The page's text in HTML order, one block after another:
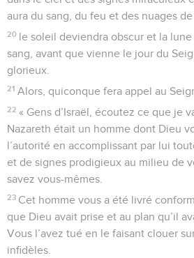
aura du sang, du feu et des nuages de
20 le soleil deviendra obscur et la
sang, avant que vienne le jour du
glorieux.
21 Alors, quiconque fera appel au
22 « Gens d’Israël, écoutez ce que je
Nazareth était un homme dont Dieu
l’autorité en accomplissant par lui
et de signes prodigieux au milieu de
savez vous-mêmes.
23 Cet homme vous a été livré
que Dieu avait prise et au plan qu’il
Vous l’avez tué en le faisant clouer
infidèles.